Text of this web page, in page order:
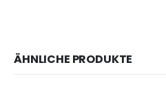
ÄHNLICHE PRODUKTE